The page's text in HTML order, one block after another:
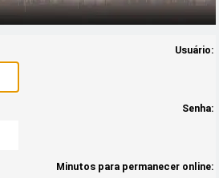
Usuário:
Senha:
Minutos para permanecer online: